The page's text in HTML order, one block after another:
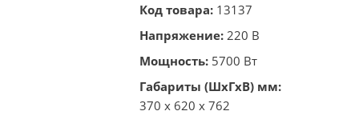
Код товара: 13137
Напряжение: 220 В
Мощность: 5700 Вт
Габариты (ШхГхВ) мм:
370 x 620 x 762